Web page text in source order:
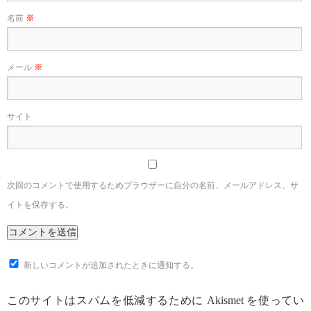
名前 ※
メール ※
サイト
次回のコメントで使用するためブラウザーに自分の名前、メールアドレス、サ
イトを保存する。
新しいコメントが追加されたときに通知する。
このサイトはスパムを低減するために Akismet を使ってい